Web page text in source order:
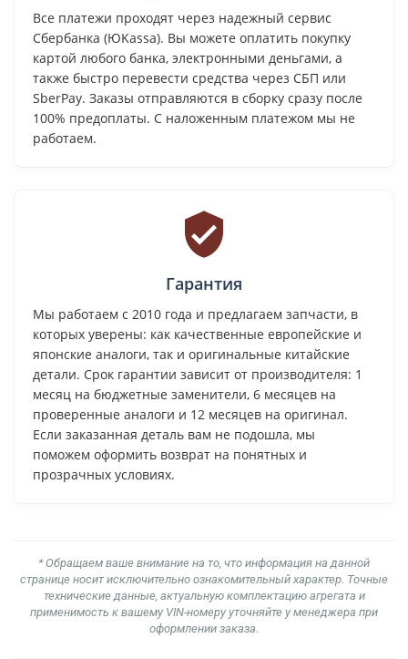
Все платежи проходят через надежный сервис
Сбербанка (ЮKassa). Вы можете оплатить покупку
картой любого банка, электронными деньгами, а
также быстро перевести средства через СБП или
SberPay. Заказы отправляются в сборку сразу после
100% предоплаты. С наложенным платежом мы не
работаем.
Гарантия
Мы работаем с 2010 года и предлагаем запчасти, в
которых уверены: как качественные европейские и
японские аналоги, так и оригинальные китайские
детали. Срок гарантии зависит от производителя: 1
месяц на бюджетные заменители, 6 месяцев на
проверенные аналоги и 12 месяцев на оригинал.
Если заказанная деталь вам не подошла, мы
поможем оформить возврат на понятных и
прозрачных условиях.
* Обращаем ваше внимание на то, что информация на данной
странице носит исключительно ознакомительный характер. Точные
технические данные, актуальную комплектацию агрегата и
применимость к вашему VIN-номеру уточняйте у менеджера при
оформлении заказа.